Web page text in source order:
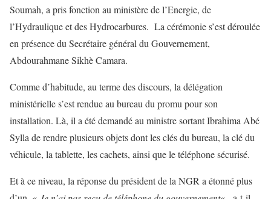
Soumah, a pris fonction au ministère de l’Energie, de
l’Hydraulique et des Hydrocarbures. La cérémonie s’est déroulée
en présence du Secrétaire général du Gouvernement,
Abdourahmane Sikhè Camara.
Comme d’habitude, au terme des discours, la délégation
ministérielle s’est rendue au bureau du promu pour son
installation. Là, il a été demandé au ministre sortant Ibrahima Abé
Sylla de rendre plusieurs objets dont les clés du bureau, la clé du
véhicule, la tablette, les cachets, ainsi que le téléphone sécurisé.
Et à ce niveau, la réponse du président de la NGR a étonné plus